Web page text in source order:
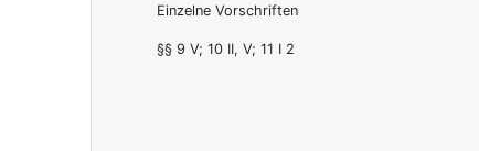
Einzelne Vorschriften
§§ 9 V; 10 II, V; 11 I 2